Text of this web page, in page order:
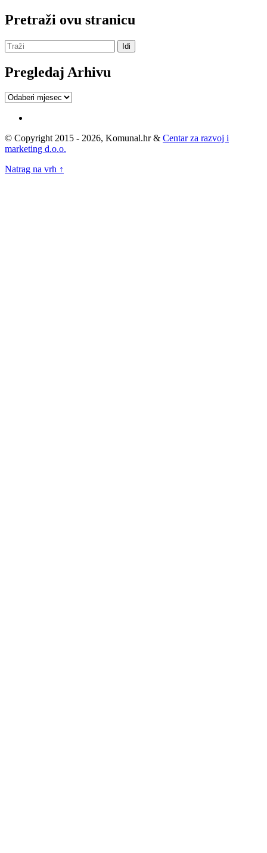
Pretraži ovu stranicu
Pregledaj Arhivu
Pregledaj
© Copyright 2015 - 2026, Komunal.hr & Centar za razvoj i
marketing d.o.o.
Natrag na vrh ↑